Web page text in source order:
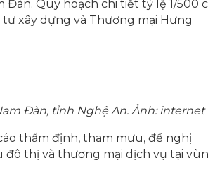
Quy hoạch chi tiết tỷ lệ 1/500
xây dựng và Thương mại Hưng
Đàn, tỉnh Nghệ An. Ảnh: internet
thẩm định, tham mưu, đề nghị
thị và thương mại dịch vụ tại